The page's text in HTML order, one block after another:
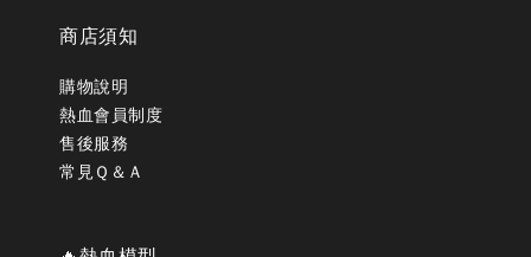
商店須知
購物說明
熱血會員制度
售後服務
常見Ｑ＆Ａ